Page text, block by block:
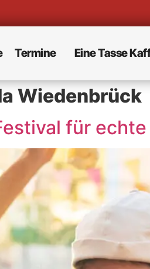
Termine Eine Tasse
Wiedenbrück
für